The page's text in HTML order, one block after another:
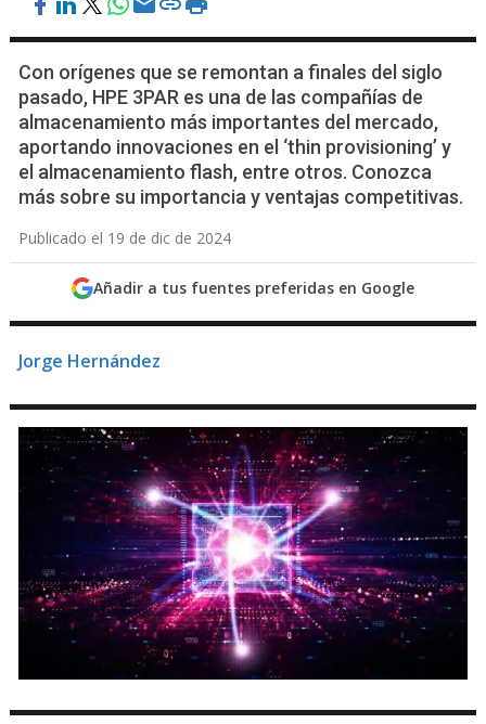
Con orígenes que se remontan a finales del siglo
pasado, HPE 3PAR es una de las compañías de
almacenamiento más importantes del mercado,
aportando innovaciones en el ‘thin provisioning’ y
el almacenamiento flash, entre otros. Conozca
más sobre su importancia y ventajas competitivas.
Publicado el 19 de dic de 2024
Añadir a tus fuentes preferidas en Google
Jorge Hernández